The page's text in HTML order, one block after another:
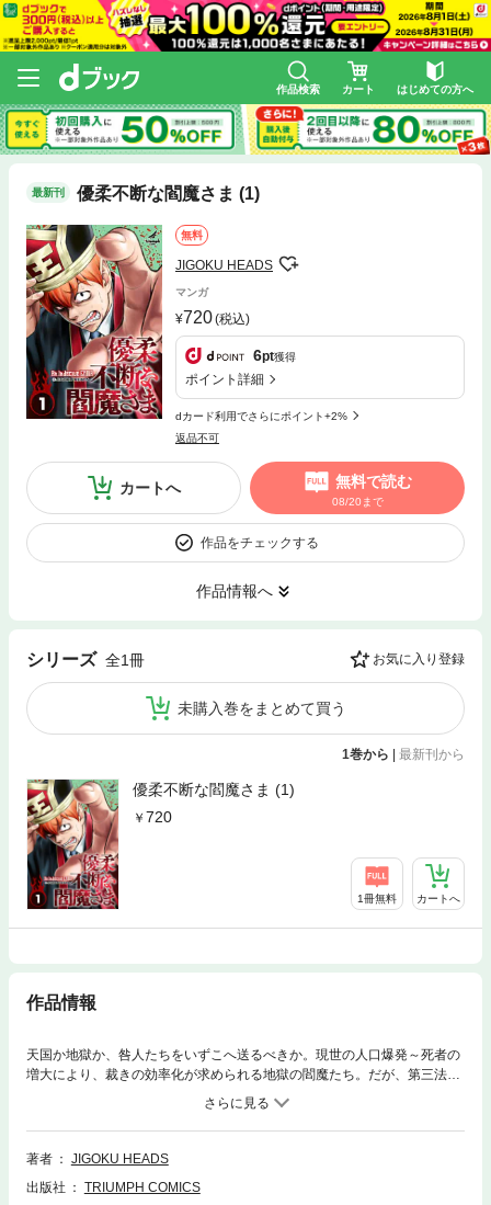
作品検索 カート はじめての方へ
最新刊 優柔不断な閻魔さま (1)
無料
JIGOKU HEADS
マンガ
720(税込)
6pt獲得
ポイント詳細
dカード利用でさらにポイント+2%
返品不可
カートへ 無料で読む
08/20まで
作品をチェックする
作品情報へ
シリーズ 全1冊 お気に入り登録
未購入巻をまとめて買う
1巻から 最新刊から
優柔不断な閻魔さま (1)
720
1冊無料 カートへ
作品情報
天国か地獄か、咎人たちをいずこへ送るべきか。現世の人口爆発～死者の
増大により、裁きの効率化が求められる地獄の閻魔たち。だが、第三法廷
の閻魔に新しく任命された真利（しんり）は、誰よりも優柔不断な性格で
知られる男。ヤツが担当する法廷は常に紛糾し、地獄のトレンドに逆行し
ていた。どうするどうなる罪と罰！？ 因果応報、勧善懲悪、現世と来世
を超えた真理を描くENMAマンガ!!
著者
JIGOKU HEADS
出版社
TRIUMPH COMICS